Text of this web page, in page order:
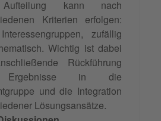
kann nach
Kriterien erfolgen:
zufällig
Wichtig ist dabei
Rückführung
in die
und die Integration
Lösungsansätze.